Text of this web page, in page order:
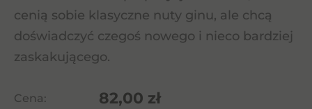
cenią sobie klasyczne nuty ginu, ale chcą
doświadczyć czegoś nowego i nieco bardziej
zaskakującego.
Cena: 82,00 zł